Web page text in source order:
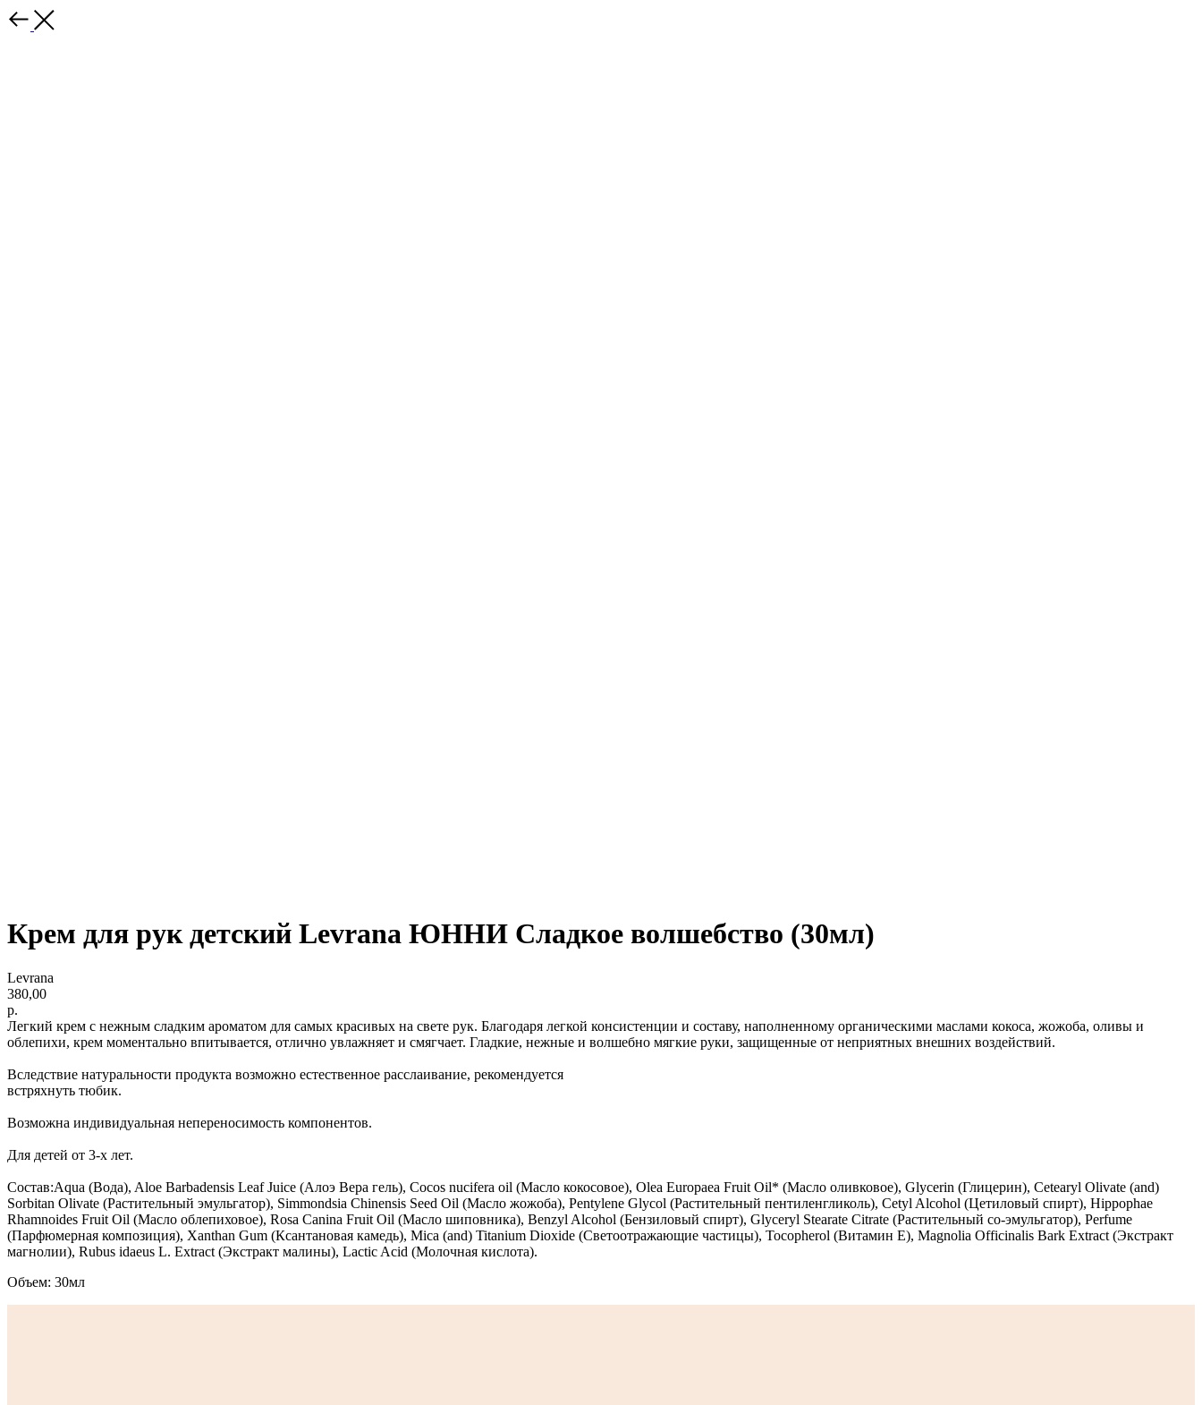
Крем для рук детский Levrana ЮННИ Сладкое волшебство (30мл)
Levrana
380,00
р.
Легкий крем с нежным сладким ароматом для самых красивых на свете рук. Благодаря легкой консистенции и составу, наполненному органическими маслами кокоса, жожоба, оливы и
облепихи, крем моментально впитывается, отлично увлажняет и смягчает. Гладкие, нежные и волшебно мягкие руки, защищенные от неприятных внешних воздействий.
Вследствие натуральности продукта возможно естественное расслаивание, рекомендуется
встряхнуть тюбик.
Возможна индивидуальная непереносимость компонентов.
Для детей от 3-х лет.
Состав:Aqua (Вода), Aloe Barbadensis Leaf Juice (Алоэ Вера гель), Cocos nucifera oil (Масло кокосовое), Olea Europaea Fruit Oil* (Масло оливковое), Glycerin (Глицерин), Cetearyl Olivate (and)
Sorbitan Olivate (Растительный эмульгатор), Simmondsia Chinensis Seed Oil (Масло жожоба), Pentylene Glycol (Растительный пентиленгликоль), Cetyl Alcohol (Цетиловый спирт), Hippophae
Rhamnoides Fruit Oil (Масло облепиховое), Rosa Canina Fruit Oil (Масло шиповника), Benzyl Alcohol (Бензиловый спирт), Glyceryl Stearate Citrate (Растительный со-эмульгатор), Perfume
(Парфюмерная композиция), Xanthan Gum (Ксантановая камедь), Mica (and) Titanium Dioxide (Светоотражающие частицы), Tocopherol (Витамин Е), Magnolia Officinalis Bark Extract (Экстракт
магнолии), Rubus idaeus L. Extract (Экстракт малины), Lactic Acid (Молочная кислота).
Объем: 30мл